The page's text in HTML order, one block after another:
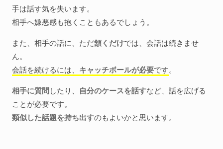
手は話す気を失います。
相手へ嫌悪感も抱くこともあるでしょう。
また、相手の話に、ただ頷くだけでは、会話は続きませ
ん。
会話を続けるには、 キャッチボールが必要です。
相手に質問したり、 自分のケースを話すなど、話を広げる
ことが必要です。
類似した話題を持ち出すのもよいかと思います。